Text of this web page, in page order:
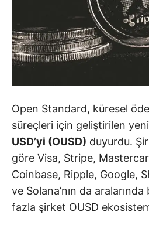
Open Standard, küresel
süreçleri için geliştirilen
USD’yi (OUSD) duyurdu.
göre Visa, Stripe,
Coinbase, Ripple, Google,
ve Solana’nın da
fazla şirket OUSD